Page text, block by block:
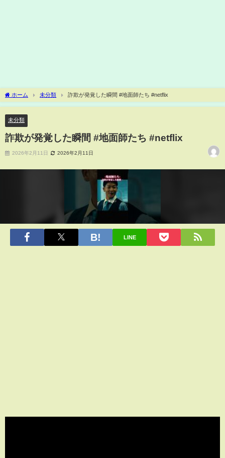
ホーム 未分類 詐欺が発覚した瞬間 #地面師たち #netflix
未分類
詐欺が発覚した瞬間 #地面師たち #netflix
2026年2月11日 2026年2月11日
LINE